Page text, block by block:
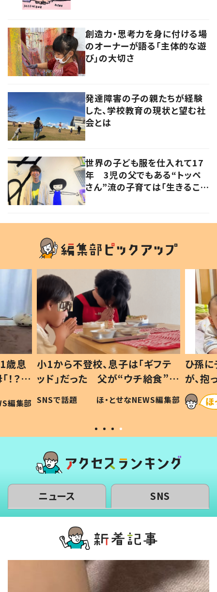
創造力・思考力を身に付ける場
のオーナーが語る「主体的な遊
び」の大切さ
発達障害の子の親たちが経験
した、学校教育の現状と望む社
会とは
世界の子ども服を仕入れて17
年 3児の父でもある“トッペ
さん”流の子育ては「生きること
歳息
？」
編集部
小1から不登校、息子は「ギフテ
ッド」だった 父が“ウチ給食”を
作り続ける理由とは #令和の親
#令和の子
SNSで話題 ほ・とせなNEWS編集部
ひ孫
が、
「涙が
い」
ニュース SNS